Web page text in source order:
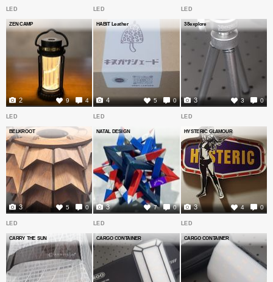
LED
ZEN CAMP
9 4
2
LED
HABIT Leather
5 0
4
LED
38explore
3 0
3
LED
BELKROOT
5 0
3
LED
NATAL DESIGN
7 0
3
LED
HYSTERIC GLAMOUR
4 0
3
LED
CARRY THE SUN
LED
CARGO CONTAINER
LED
CARGO CONTAINER